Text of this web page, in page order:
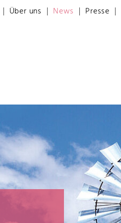
Über uns News Presse